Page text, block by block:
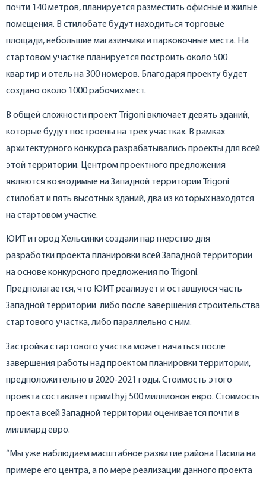
почти 140 метров, планируется разместить офисные и жилые
помещения. В стилобате будут находиться торговые
площади, небольшие магазинчики и парковочные места. На
стартовом участке планируется построить около 500
квартир и отель на 300 номеров. Благодаря проекту будет
создано около 1000 рабочих мест.
В общей сложности проект Trigoni включает девять зданий,
которые будут построены на трех участках. В рамках
архитектурного конкурса разрабатывались проекты для всей
этой территории. Центром проектного предложения
являются возводимые на Западной территории Trigoni
стилобат и пять высотных зданий, два из которых находятся
на стартовом участке.
ЮИТ и город Хельсинки создали партнерство для
разработки проекта планировки всей Западной территории
на основе конкурсного предложения по Trigoni.
Предполагается, что ЮИТ реализует и оставшуюся часть
Западной территории либо после завершения строительства
стартового участка, либо параллельно с ним.
Застройка стартового участка может начаться после
завершения работы над проектом планировки территории,
предположительно в 2020-2021 годы. Стоимость этого
проекта составляет примthyj 500 миллионов евро. Стоимость
проекта всей Западной территории оценивается почти в
миллиард евро.
“Мы уже наблюдаем масштабное развитие района Пасила на
примере его центра, а по мере реализации данного проекта